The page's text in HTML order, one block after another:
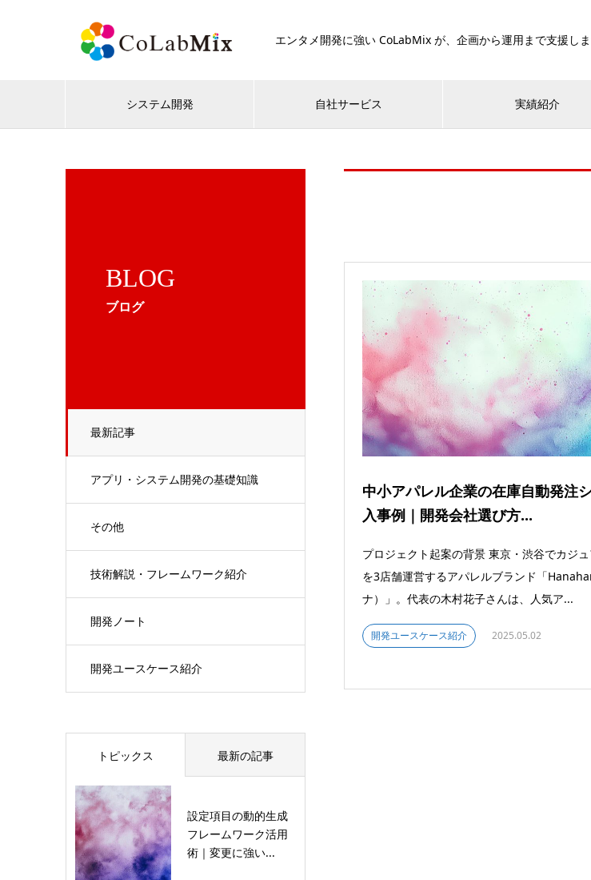
エンタメ開発に強い CoLabMix が、企画から運用まで支援しま
システム開発 自社サービス 実績紹介
BLOG
ブログ
最新記事
アプリ・システム開発の基礎知識
その他
技術解説・フレームワーク紹介
開発ノート
開発ユースケース紹介
中小アパレル企業の在庫自動発注
入事例｜開発会社選び方...
プロジェクト起案の背景 東京・渋谷でカジ
を3店舗運営するアパレルブランド「
ナ）」。代表の木村花子さんは、人気ア...
開発ユースケース紹介 2025.05.02
トピックス 最新の記事
設定項目の動的生成
フレームワーク活用
術｜変更に強い...